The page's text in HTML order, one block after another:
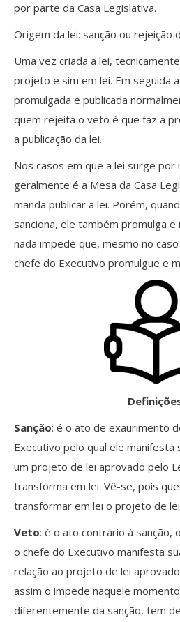
por parte da Casa Legislativa.
Origem da lei: sanção ou rejeição
Uma vez criada a lei,
projeto e sim em lei. Em seguida
promulgada e publicada
quem rejeita o veto é que faz a
a publicação da lei.
Nos casos em que a lei surge
geralmente é a Mesa da Casa
manda publicar a lei. Porém,
sanciona, ele também promulga e
nada impede que, mesmo no
chefe do Executivo promulgue e
Sanção: é o ato de exaurimento
Executivo pelo qual ele manifesta
um projeto de lei aprovado pelo
transforma em lei. Vê-se, pois
transformar em lei o projeto de
Veto: é o ato contrário à sanção,
o chefe do Executivo manifesta
relação ao projeto de lei
assim o impede naquele
diferentemente da sanção, tem